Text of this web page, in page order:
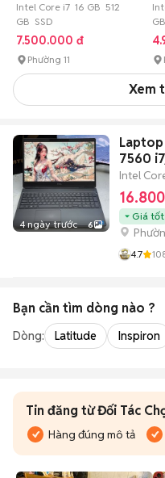
FHD ZIN MỎNG NHE
Intel Core i7 16 GB 512
GB SSD
7.500.000 đ
Phường 11
Xem
4 ngày trước 6
7560
Intel
Giá tốt
4.7
Bạn cần tìm dòng nào ?
Dòng: Latitude Inspiron
Tin đăng từ Đối Tác
Hàng đúng mô tả